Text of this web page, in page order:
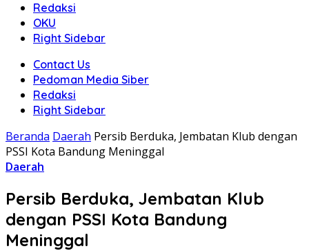
Redaksi
OKU
Right Sidebar
Contact Us
Pedoman Media Siber
Redaksi
Right Sidebar
Beranda Daerah Persib Berduka, Jembatan Klub dengan
PSSI Kota Bandung Meninggal
Daerah
Persib Berduka, Jembatan Klub
dengan PSSI Kota Bandung
Meninggal